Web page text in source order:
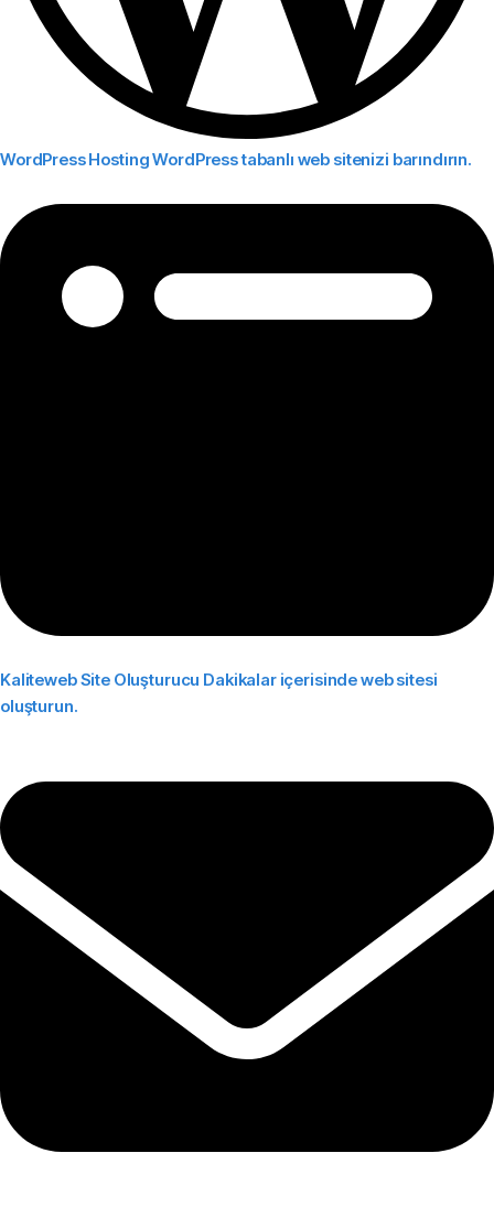
WordPress HostingWordPress tabanlı web sitenizi barındırın.
Kaliteweb Site Oluşturucu Dakikalar içerisinde web sitesi
oluşturun.